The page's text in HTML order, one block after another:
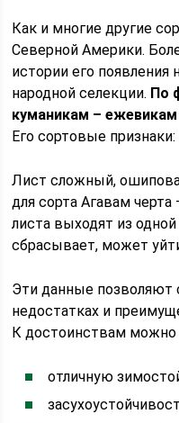
Как и многие другие
Северной Америки.
истории его появления
народной селекции. По
куманикам –
Его сортовые признаки:
Лист сложный,
для сорта Агавам
листа выходят из
сбрасывает, может
Эти данные
недостатках и
К достоинствам можно
отличную